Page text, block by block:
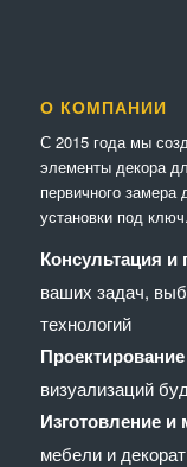
О КОМПАНИИ
С 2015 года мы
элементы декора
первичного замера
установки под ключ.
Консультация
ваших задач,
технологий
визуализаций
Изготовление и
мебели и